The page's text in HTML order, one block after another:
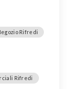
Rifredi
Rifredi